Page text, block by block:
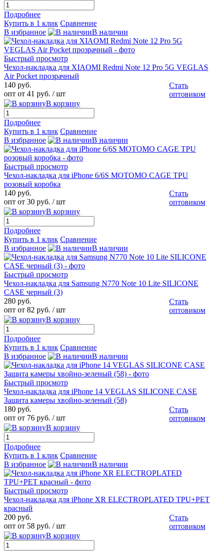
Подробнее
Купить в 1 клик Сравнение
В избранное
В наличии
Быстрый просмотр
Чехол-накладка для XIAOMI Redmi Note 12 Pro 5G VEGLAS
Air Pocket прозрачный
140 руб.
опт от 41 руб. / шт
Стать
оптовиком
В корзину
Подробнее
Купить в 1 клик Сравнение
В избранное
В наличии
Быстрый просмотр
Чехол-накладка для iPhone 6/6S MOTOMO CAGE TPU
розовый коробка
140 руб.
опт от 30 руб. / шт
Стать
оптовиком
В корзину
Подробнее
Купить в 1 клик Сравнение
В избранное
В наличии
Быстрый просмотр
Чехол-накладка для Samsung N770 Note 10 Lite SILICONE
CASE черный (3)
280 руб.
опт от 82 руб. / шт
Стать
оптовиком
В корзину
Подробнее
Купить в 1 клик Сравнение
В избранное
В наличии
Быстрый просмотр
Чехол-накладка для iPhone 14 VEGLAS SILICONE CASE
Защита камеры хвойно-зеленый (58)
180 руб.
опт от 76 руб. / шт
Стать
оптовиком
В корзину
Подробнее
Купить в 1 клик Сравнение
В избранное
В наличии
Быстрый просмотр
Чехол-накладка для iPhone XR ELECTROPLATED TPU+PET
красный
200 руб.
опт от 58 руб. / шт
Стать
оптовиком
В корзину